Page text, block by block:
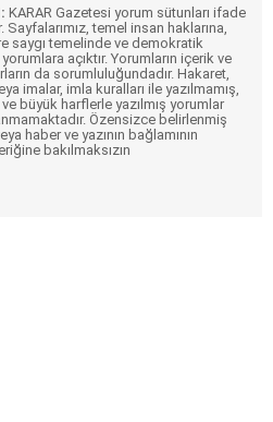
KARAR Gazetesi yorum sütunları ifade
Sayfalarımız, temel insan haklarına,
saygı temelinde ve demokratik
açıktır. Yorumların içerik ve
da sorumluluğundadır. Hakaret,
imalar, imla kuralları ile yazılmamış,
büyük harflerle yazılmış yorumlar
Özensizce belirlenmiş
haber ve yazının bağlamının
bakılmaksızın